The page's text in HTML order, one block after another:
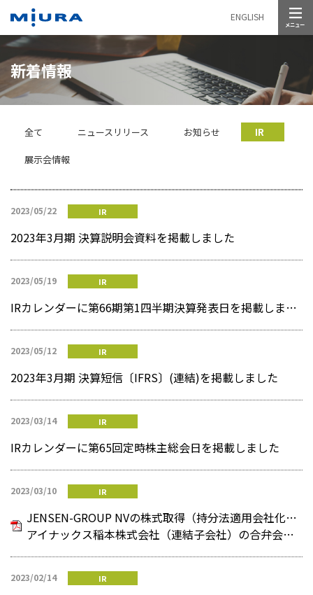
ENGLISH
新着情報
全て ニュースリリース お知らせ IR
展示会情報
2023/05/22 IR
2023年3月期 決算説明会資料を掲載しました
2023/05/19 IR
IRカレンダーに第66期第1四半期決算発表日を掲載しました
2023/05/12 IR
2023年3月期 決算短信〔IFRS〕(連結)を掲載しました
2023/03/14 IR
IRカレンダーに第65回定時株主総会日を掲載しました
2023/03/10 IR
JENSEN-GROUP NVの株式取得（持分法適用会社化）及び
アイナックス稲本株式会社（連結子会社）の合弁会社化のお知らせ
2023/02/14 IR